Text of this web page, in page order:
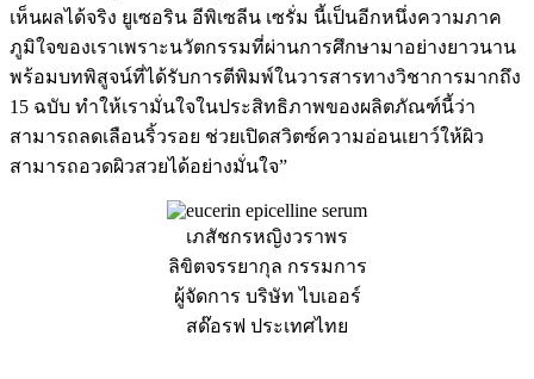
เห็นผลได้จริง ยูเซอริน อีพิเซลีน เซรั่ม นี้เป็นอีกหนึ่งความภาค
ภูมิใจของเราเพราะนวัตกรรมที่ผ่านการศึกษามาอย่างยาวนาน
พร้อมบทพิสูจน์ที่ได้รับการตีพิมพ์ในวารสารทางวิชาการมากถึง
15 ฉบับ ทำให้เรามั่นใจในประสิทธิภาพของผลิตภัณฑ์นี้ว่า
สามารถลดเลือนริ้วรอย ช่วยเปิดสวิตซ์ความอ่อนเยาว์ให้ผิว
สามารถอวดผิวสวยได้อย่างมั่นใจ”
เภสัชกรหญิงวราพร
ลิขิตจรรยากุล กรรมการ
ผู้จัดการ บริษัท ไบเออร์
สด๊อรฟ ประเทศไทย